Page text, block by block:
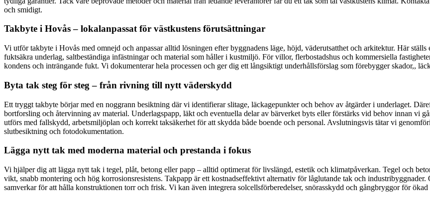
och smidigt.
Takbyte i Hovås – lokalanpassat för västkustens förutsättningar
Vi utför takbyte i Hovås med omnejd och anpassar alltid lösningen efter byggnadens läge, höjd, väderutsatthet och arkitektur. Här
fuktsäkra underlag, saltbeständiga infästningar och material som håller i kustmiljö. För villor, flerbostadshus och kommersiella
kondens och inträngande fukt. Vi dokumenterar hela processen och ger dig ett långsiktigt underhållsförslag som förebygger skador,,
Byta tak steg för steg – från rivning till nytt väderskydd
Ett tryggt takbyte börjar med en noggrann besiktning där vi identifierar slitage, läckagepunkter och behov av åtgärder i underlaget.
bortforsling och återvinning av material. Underlagspapp, läkt och eventuella delar av bärverket byts eller förstärks vid behov innan vi
utförs med fallskydd, arbetsmiljöplan och korrekt taksäkerhet för att skydda både boende och personal. Avslutningsvis tätar vi
slutbesiktning och fotodokumentation.
Lägga nytt tak med moderna material och prestanda i fokus
Vi hjälper dig att lägga nytt tak i tegel, plåt, betong eller papp – alltid optimerat för livslängd, estetik och klimatpåverkan. Tegel och
vikt, snabb montering och hög korrosionsresistens. Takpapp är ett kostnadseffektivt alternativ för låglutande tak och
samverkar för att hålla konstruktionen torr och frisk. Vi kan även integrera solcellsförberedelser, snörasskydd och gångbryggor för